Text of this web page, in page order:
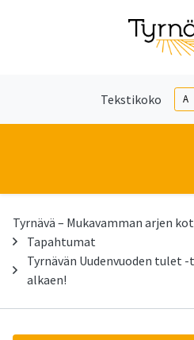
Tekstikoko A
Tyrnävä – Mukavamman arjen
Tapahtumat
Tyrnävän Uudenvuoden tulet
alkaen!